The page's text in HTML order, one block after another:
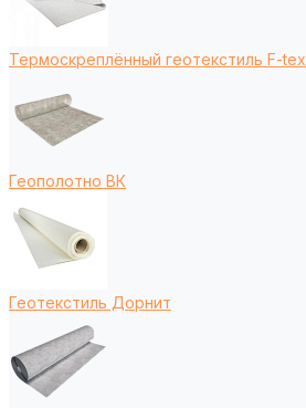
Термоскреплённый геотекстиль F-tex
Геополотно ВК
Геотекстиль Дорнит